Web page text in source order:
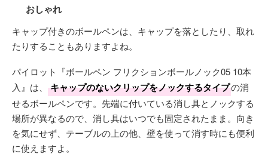
おしゃれ
キャップ付きのボールペンは、キャップを落としたり、取れ
たりすることもありますよね。
パイロット『ボールペン フリクションボールノック05 10本
入』は、
キャップのないクリップをノックするタイプの消
せるボールペンです。先端に付いている消し具とノックする
場所が異なるので、消し具はいつでも固定されたまま。向き
を気にせず、テーブルの上の他、壁を使って消す時にも便利
に使えますよ。